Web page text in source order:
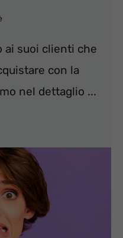
ai suoi clienti che
con la
nel dettaglio ...